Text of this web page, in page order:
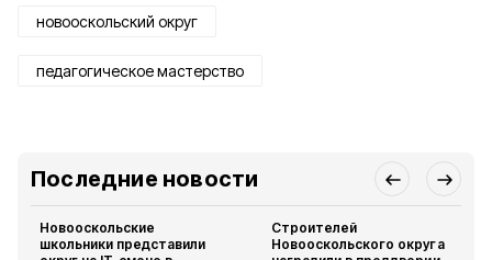
новооскольский округ
педагогическое мастерство
Последние новости
Новооскольские
школьники представили
Строителей
Новооскольского округа